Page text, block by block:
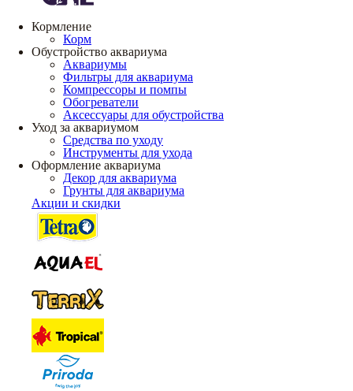
Кормление
Корм
Обустройство аквариума
Аквариумы
Фильтры для аквариума
Компрессоры и помпы
Обогреватели
Аксессуары для обустройства
Уход за аквариумом
Средства по уходу
Инструменты для ухода
Оформление аквариума
Декор для аквариума
Грунты для аквариума
Акции и скидки